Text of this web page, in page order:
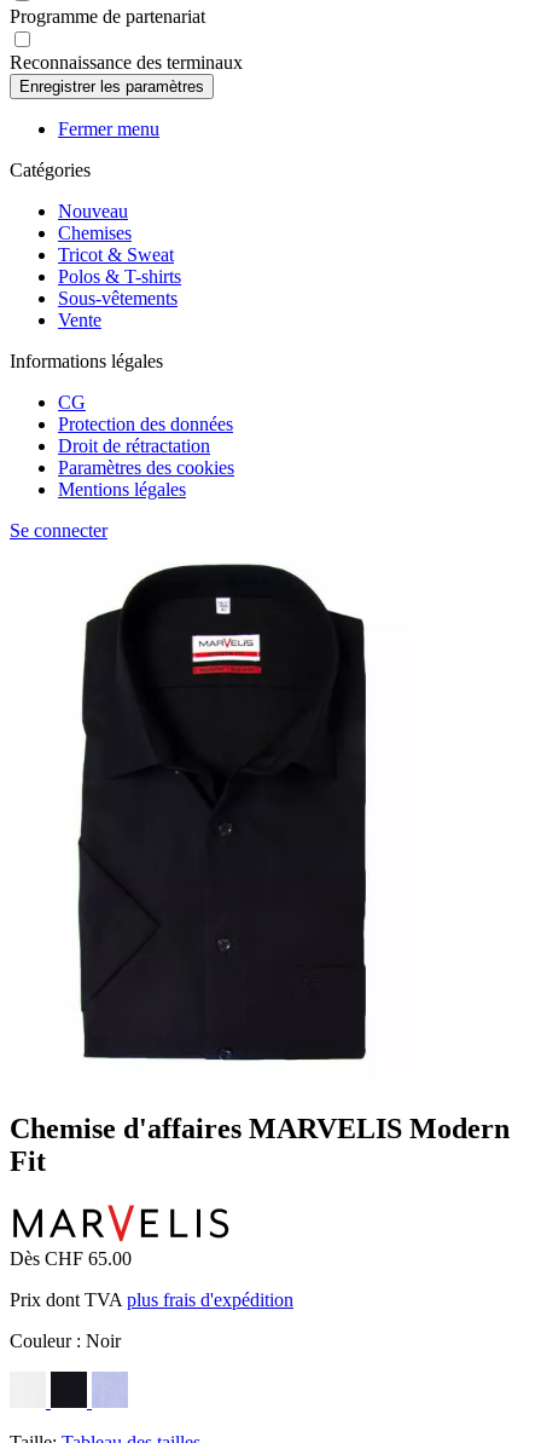
Programme de partenariat
Reconnaissance des terminaux
Fermer menu
Catégories
Nouveau
Chemises
Tricot & Sweat
Polos & T-shirts
Sous-vêtements
Vente
Informations légales
CG
Protection des données
Droit de rétractation
Paramètres des cookies
Mentions légales
Se connecter
Chemise d'affaires MARVELIS Modern
Fit
Dès CHF 65.00
Prix dont TVA plus frais d'expédition
Couleur : Noir